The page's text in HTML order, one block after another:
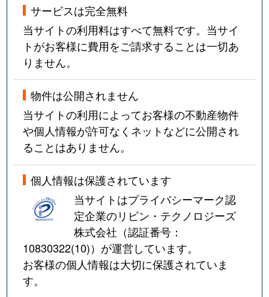
サービスは完全無料
当サイトの利用料はすべて無料です。当サイ
トがお客様に費用をご請求することは一切あ
りません。
物件は公開されません
当サイトの利用によってお客様の不動産物件
や個人情報が許可なくネットなどに公開され
ることはありません。
個人情報は保護されています
当サイトはプライバシーマーク認
定企業のリビン・テクノロジーズ
株式会社（認証番号：
10830322(10)）が運営しています。
お客様の個人情報は大切に保護されていま
す。